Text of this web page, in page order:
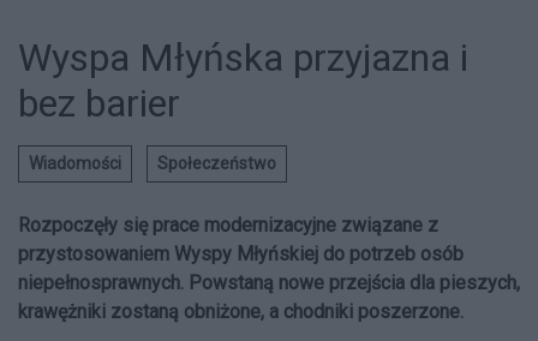
Wyspa Młyńska przyjazna i
bez barier
Wiadomości Społeczeństwo
Rozpoczęły się prace modernizacyjne związane z
przystosowaniem Wyspy Młyńskiej do potrzeb osób
niepełnosprawnych. Powstaną nowe przejścia dla pieszych,
krawężniki zostaną obniżone, a chodniki poszerzone.